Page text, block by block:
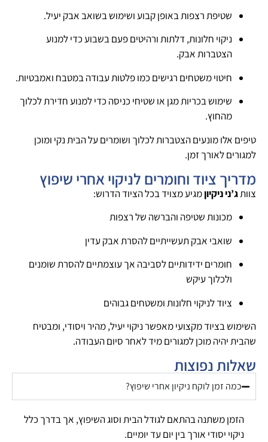
שטיפת רצפות באופן קבוע ושימוש בשואב אבק יעיל.
ניקוי חלונות, דלתות ורהיטים פעם בשבוע כדי למנוע
הצטברות אבק.
חיטוי משטחים רגישים כמו פלטות עבודה במטבח ואמבטיות.
שימוש בכריות מגן או שטיחי כניסה כדי למנוע חדירת לכלוך
מהחוץ.
טיפים אלו מונעים הצטברות לכלוך ושומרים על הבית נקי ומוכן
למגורים לאורך זמן.
מדריך ציוד וחומרים לניקוי אחרי שיפוץ
צוותג’ני ניקיוןמגיע מצויד בכל הציוד הדרוש:
מכונות שטיפה והברשה של רצפות
שואבי אבק תעשייתיים להסרת אבק עדין
חומרים ידידותיים לסביבה אך עוצמתיים להסרת שומנים
ולכלוך עיקש
ציוד לניקוי חלונות ומשטחים גבוהים
השימוש בציוד מקצועי מאפשר ניקוי יעיל, מהיר ויסודי, ומבטיח
שהבית יהיה מוכן למגורים מיד לאחר סיום העבודה.
שאלות נפוצות
כמה זמן לוקח ניקיון אחרי שיפוץ?
הזמן משתנה בהתאם לגודל הבית וסוג השיפוץ, אך בדרך כלל
ניקוי יסודי אורך בין יום עד יומיים.